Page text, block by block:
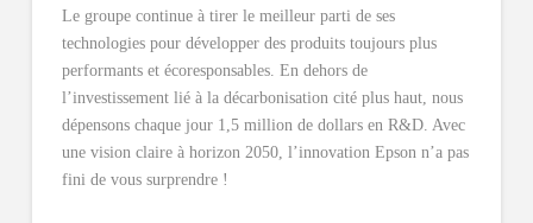
Le groupe continue à tirer le meilleur parti de ses
technologies pour développer des produits toujours plus
performants et écoresponsables. En dehors de
l’investissement lié à la décarbonisation cité plus haut, nous
dépensons chaque jour 1,5 million de dollars en R&D. Avec
une vision claire à horizon 2050, l’innovation Epson n’a pas
fini de vous surprendre !